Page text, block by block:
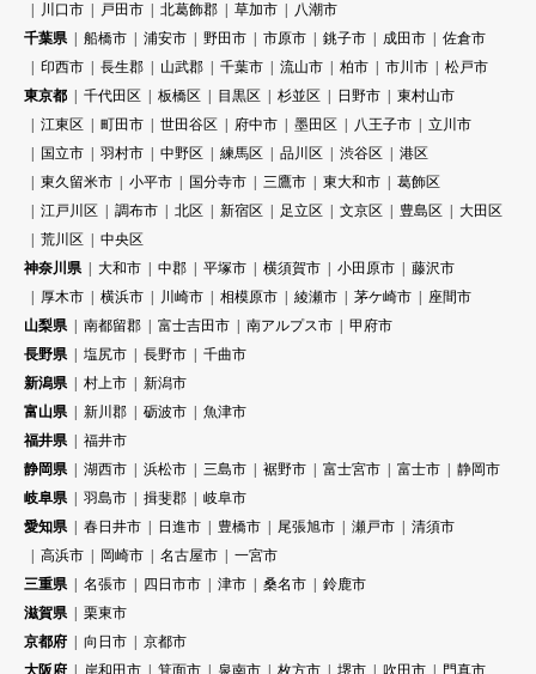
川口市
戸田市 北葛飾郡 草加市
八潮市
千葉県
船橋市 浦安市 野田市 市原市 銚子市 成田市
佐倉市
印西市
長生郡 山武郡 千葉市 流山市 柏市 市川市
松戸市
東京都
千代田区 板橋区 目黒区 杉並区 日野市
東村山市
江東区
町田市 世田谷区 府中市 墨田区 八王子市
立川市
国立市
羽村市 中野区 練馬区 品川区 渋谷区
港区
東久留米市
小平市 国分寺市 三鷹市 東大和市
葛飾区
江戸川区
調布市 北区 新宿区 足立区 文京区 豊島区
大田区
荒川区
中央区
神奈川県
大和市 中郡 平塚市 横須賀市 小田原市
藤沢市
厚木市
横浜市 川崎市 相模原市 綾瀬市 茅ケ崎市
座間市
山梨県
南都留郡 富士吉田市 南アルプス市
甲府市
長野県
塩尻市 長野市
千曲市
新潟県
村上市
新潟市
富山県
新川郡 砺波市
魚津市
福井県
福井市
静岡県
湖西市 浜松市 三島市 裾野市 富士宮市 富士市
静岡市
岐阜県
羽島市 揖斐郡
岐阜市
愛知県
春日井市 日進市 豊橋市 尾張旭市 瀬戸市
清須市
高浜市
岡崎市 名古屋市
一宮市
三重県
名張市 四日市市 津市 桑名市
鈴鹿市
滋賀県
栗東市
京都府
向日市
京都市
大阪府
岸和田市 箕面市 泉南市 枚方市 堺市 吹田市
門真市